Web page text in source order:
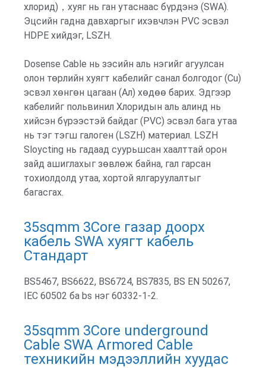
хлорид)，хуяг нь ган утаснаас бүрдэнэ (SWA).
Эцсийн гадна давхаргыг ихэвчлэн PVC эсвэл
HDPE хийдэг, LSZH.
Dosense Cable нь зэсийн аль нэгийг агуулсан
олон төрлийн хуягт кабелийг санал болгодог (Cu)
эсвэл хөнгөн цагаан (Ал) хөдөө барих. Эдгээр
кабелийг польвинил Хлоридын аль алинд нь
хийсэн бүрээстэй байдаг (PVC) эсвэл бага утаа
нь тэг тэгш галоген (LSZH) материал. LSZH
Sloycting нь гадаад суурьшсан хаалттай орон
зайд ашиглахыг зөвлөж байна, гал гарсан
тохиолдолд утаа, хортой ялгаруулалтыг
багасгах.
35sqmm 3Core газар доорх
кабель SWA хуягт кабель
Стандарт
BS5467, BS6622, BS6724, BS7835, BS EN 50267,
IEC 60502 ба bs нэг 60332-1-2.
35sqmm 3Core underground
Cable SWA Armored Cable
техникийн мэдээллийн хуудас